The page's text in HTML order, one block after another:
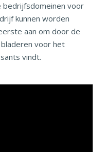
bedrijfsdomeinen voor
kunnen worden
aan om door de
voor het
vindt.